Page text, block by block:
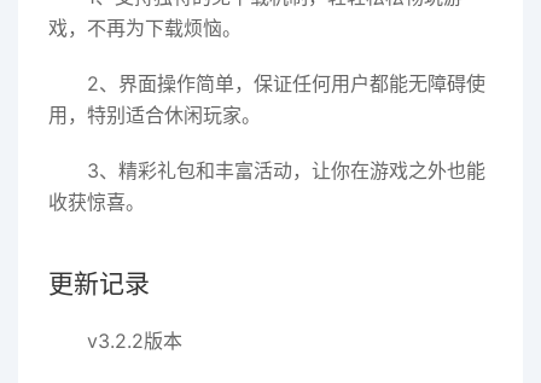
戏，不再为下载烦恼。
2、界面操作简单，保证任何用户都能无障碍使
用，特别适合休闲玩家。
3、精彩礼包和丰富活动，让你在游戏之外也能
收获惊喜。
更新记录
v3.2.2版本